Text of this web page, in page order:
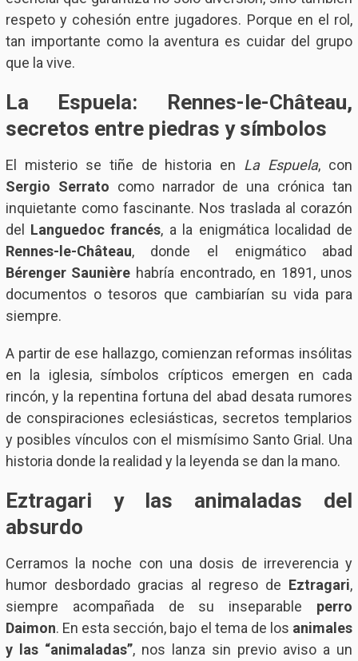
respeto y cohesión entre jugadores. Porque en el rol,
tan importante como la aventura es cuidar del grupo
que la vive.
La Espuela: Rennes-le-Château,
secretos entre piedras y símbolos
El misterio se tiñe de historia en La Espuela, con
Sergio Serrato como narrador de una crónica tan
inquietante como fascinante. Nos traslada al corazón
del Languedoc francés, a la enigmática localidad de
Rennes-le-Château, donde el enigmático abad
Bérenger Saunière habría encontrado, en 1891, unos
documentos o tesoros que cambiarían su vida para
siempre.
A partir de ese hallazgo, comienzan reformas insólitas
en la iglesia, símbolos crípticos emergen en cada
rincón, y la repentina fortuna del abad desata rumores
de conspiraciones eclesiásticas, secretos templarios
y posibles vínculos con el mismísimo Santo Grial. Una
historia donde la realidad y la leyenda se dan la mano.
Eztragari y las animaladas del
absurdo
Cerramos la noche con una dosis de irreverencia y
humor desbordado gracias al regreso de Eztragari,
siempre acompañada de su inseparable perro
Daimon. En esta sección, bajo el tema de los animales
y las “animaladas”, nos lanza sin previo aviso a un